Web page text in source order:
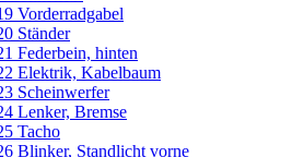
Vorderradgabel
Ständer
Federbein, hinten
Elektrik, Kabelbaum
Scheinwerfer
Lenker, Bremse
Tacho
Blinker, Standlicht vorne